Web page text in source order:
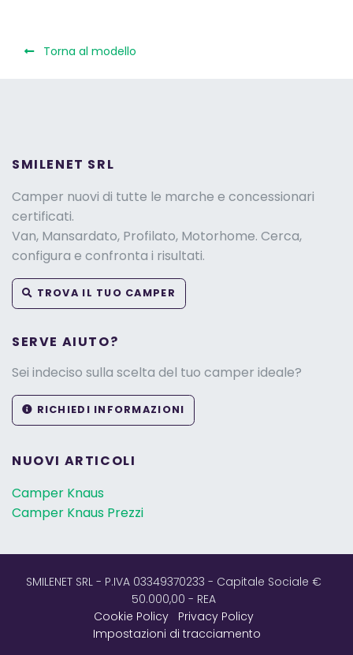
Torna al modello
SMILENET SRL
Camper nuovi di tutte le marche e concessionari
certificati.
Van, Mansardato, Profilato, Motorhome. Cerca,
configura e confronta i risultati.
TROVA IL TUO CAMPER
SERVE AIUTO?
Sei indeciso sulla scelta del tuo camper ideale?
RICHIEDI INFORMAZIONI
NUOVI ARTICOLI
Camper Knaus
Camper Knaus Prezzi
SMILENET SRL - P.IVA 03349370233 - Capitale Sociale €
50.000,00 - REA
Cookie Policy
Privacy Policy
Impostazioni di tracciamento